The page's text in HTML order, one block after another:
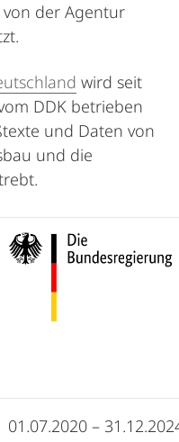
der Agentur
wird seit
DDK betrieben
und Daten von
und die
01.07.2020 –